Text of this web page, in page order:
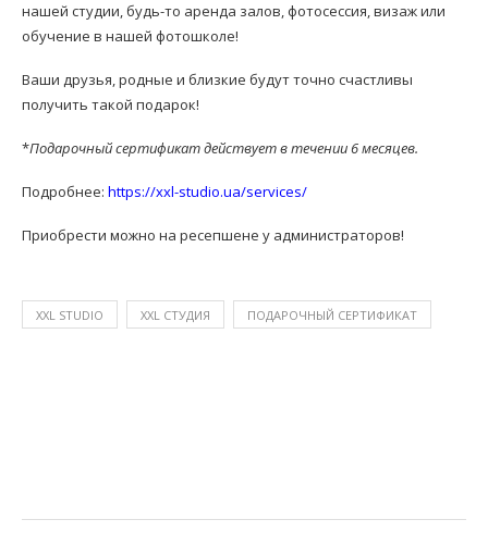
нашей студии, будь-то аренда залов, фотосессия, визаж или
обучение в нашей фотошколе!
Ваши друзья, родные и близкие будут точно счастливы
получить такой подарок!
*Подарочный сертификат действует в течении 6 месяцев.
Подробнее: https://xxl-studio.ua/services/
Приобрести можно на ресепшене у администраторов!
XXL STUDIO XXL СТУДИЯ ПОДАРОЧНЫЙ СЕРТИФИКАТ